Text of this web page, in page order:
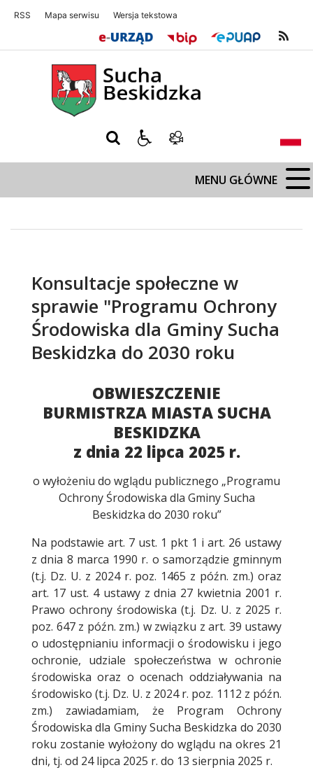
RSS Mapa serwisu Wersja tekstowa
Sucha Beskidzka
MENU GŁÓWNE
Konsultacje społeczne w
sprawie "Programu Ochrony
Środowiska dla Gminy Sucha
Beskidzka do 2030 roku
OBWIESZCZENIE
BURMISTRZA MIASTA SUCHA
BESKIDZKA
z dnia 22 lipca 2025 r.
o wyłożeniu do wglądu publicznego „Programu
Ochrony Środowiska dla Gminy Sucha
Beskidzka do 2030 roku”
Na podstawie art. 7 ust. 1 pkt 1 i art. 26 ustawy
z dnia 8 marca 1990 r. o samorządzie gminnym
(t.j. Dz. U. z 2024 r. poz. 1465 z późn. zm.) oraz
art. 17 ust. 4 ustawy z dnia 27 kwietnia 2001 r.
Prawo ochrony środowiska (t.j. Dz. U. z 2025 r.
poz. 647 z późn. zm.) w związku z art. 39 ustawy
o udostępnianiu informacji o środowisku i jego
ochronie, udziale społeczeństwa w ochronie
środowiska oraz o ocenach oddziaływania na
środowisko (t.j. Dz. U. z 2024 r. poz. 1112 z późn.
zm.) zawiadamiam, że Program Ochrony
Środowiska dla Gminy Sucha Beskidzka do 2030
roku zostanie wyłożony do wglądu na okres 21
dni, tj. od 24 lipca 2025 r. do 13 sierpnia 2025 r.